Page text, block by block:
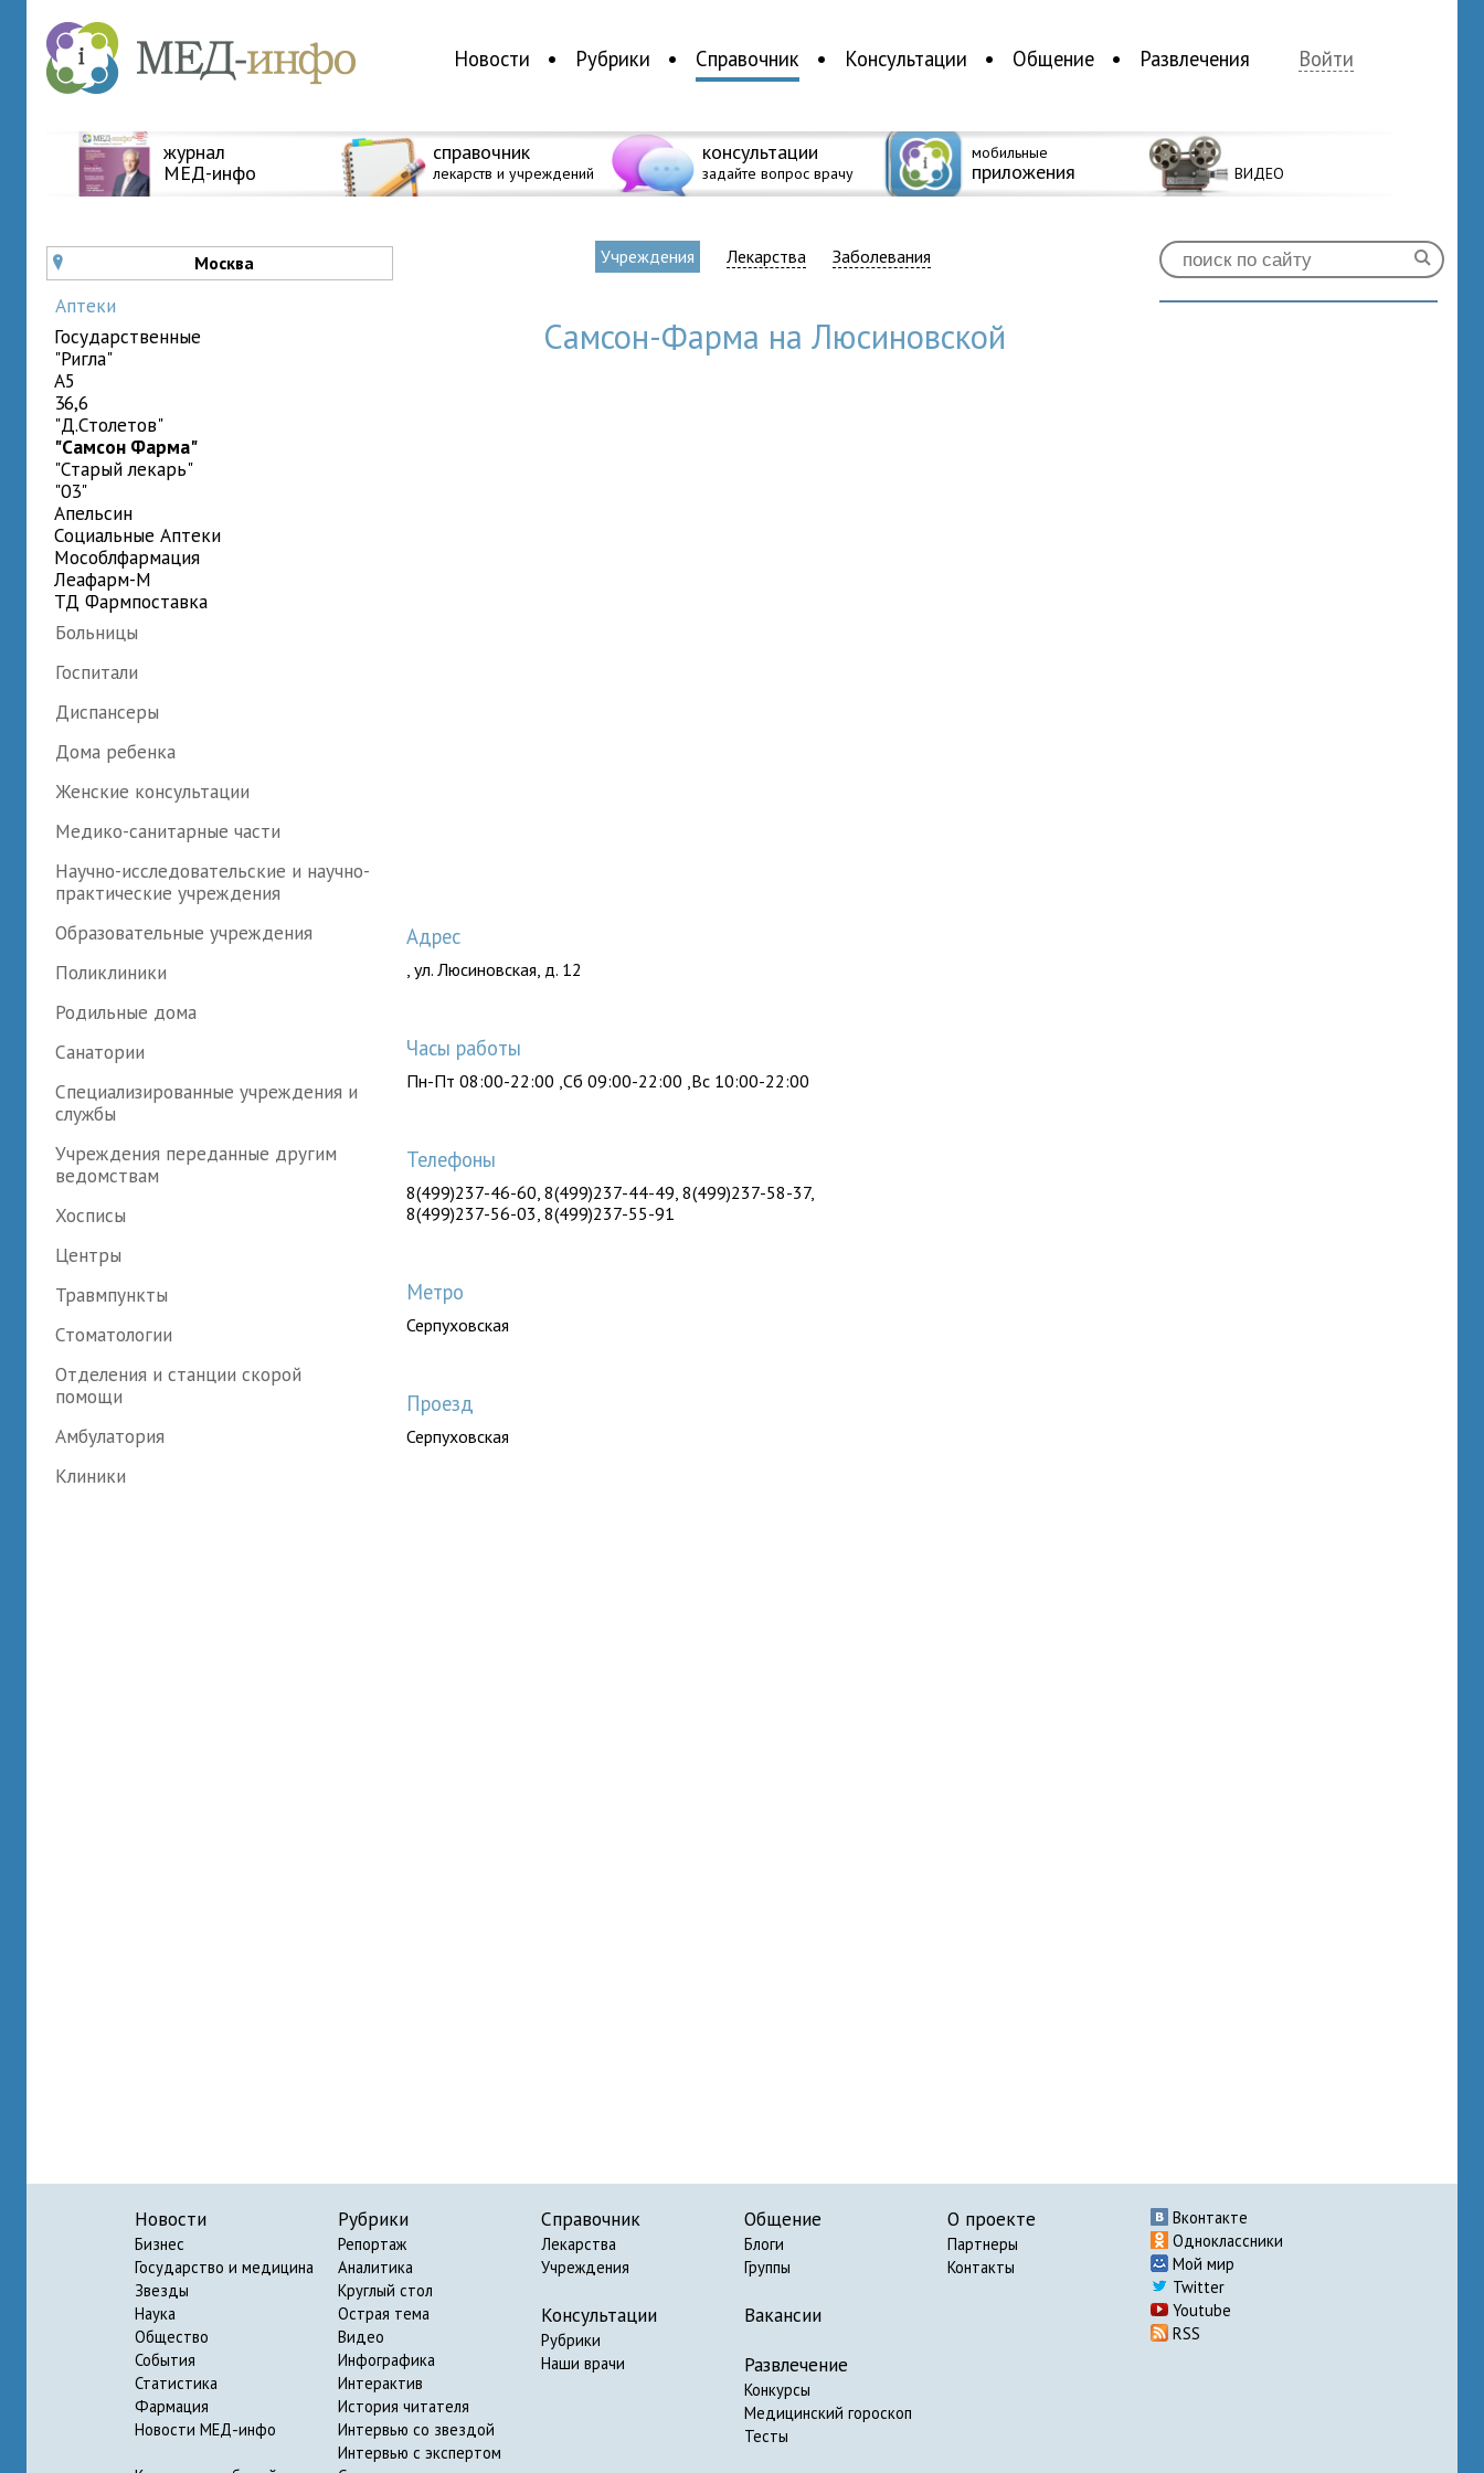
Новости Рубрики Справочник Консультации Общение Развлечения Войти
журнал
МЕД-инфо
справочник
лекарств и учреждений
консультации
задайте вопрос врачу
мобильные
приложения ВИДЕО
u Москва
Аптеки
государственные
"Ригла"
A5
36,6
"Д.Столетов"
"Самсон Фарма"
"Старый лекарь"
"03"
Апельсин
Социальные Аптеки
Мособлфармация
Леафарм-М
ТД Фармпоставка
Больницы
Госпитали
Диспансеры
Дома ребенка
Женские консультации
Медико-санитарные части
Научно-исследовательские и научно-
практические учреждения
Образовательные учреждения
Поликлиники
Родильные дома
Санатории
Специализированные учреждения и
службы
Учреждения переданные другим
ведомствам
Хосписы
Центры
Травмпункты
Стоматологии
Отделения и станции скорой
помощи
Амбулатория
Клиники
Учреждения Лекарства Заболевания
Самсон-Фарма на Люсиновской
Адрес
, ул. Люсиновская, д. 12
Часы работы
Пн-Пт 08:00-22:00 ,Сб 09:00-22:00 ,Вс 10:00-22:00
Телефоны
8(499)237-46-60, 8(499)237-44-49, 8(499)237-58-37,
8(499)237-56-03, 8(499)237-55-91
Метро
Серпуховская
Проезд
Серпуховская
Новости
Бизнес
Государство и медицина
Звезды
Наука
Общество
События
Статистика
Фармация
Новости МЕД-инфо
Рубрики
Репортаж
Аналитика
Круглый стол
Острая тема
Видео
Инфографика
Интерактив
История читателя
Интервью со звездой
Интервью с экспертом
Справочник
Лекарства
Учреждения
Консультации
Рубрики
Наши врачи
Общение
Блоги
Группы
Вакансии
Развлечение
Конкурсы
Медицинский гороскоп
Тесты
О проекте
Партнеры
Контакты
Вконтакте
Одноклассники
Мой мир
Twitter
Youtube
RSS